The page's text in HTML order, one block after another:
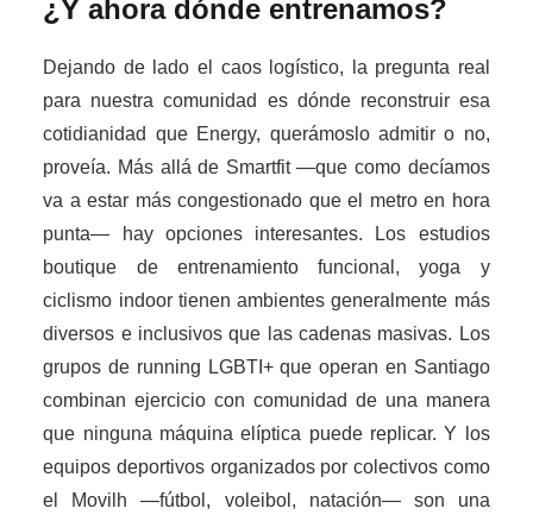
¿Y ahora dónde entrenamos?
Dejando de lado el caos logístico, la pregunta real
para nuestra comunidad es dónde reconstruir esa
cotidianidad que Energy, querámoslo admitir o no,
proveía. Más allá de Smartfit —que como decíamos
va a estar más congestionado que el metro en hora
punta— hay opciones interesantes. Los estudios
boutique de entrenamiento funcional, yoga y
ciclismo indoor tienen ambientes generalmente más
diversos e inclusivos que las cadenas masivas. Los
grupos de running LGBTI+ que operan en Santiago
combinan ejercicio con comunidad de una manera
que ninguna máquina elíptica puede replicar. Y los
equipos deportivos organizados por colectivos como
el Movilh —fútbol, voleibol, natación— son una